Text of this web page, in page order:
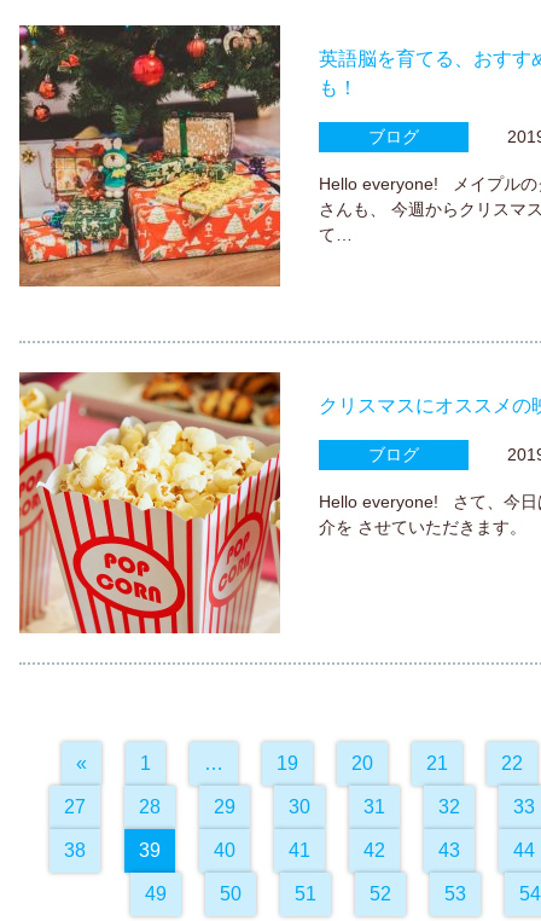
英語脳を育てる、おす
も！
ブログ
Hello everyone! メイプルの
さんも、 今週からクリスマ
て…
クリスマスにオススメの
ブログ
Hello everyone! さて、今日
介を させていただきます
« 1 … 19 20 21 22
27 28 29 30 31 32 33
38 39 40 41 42 43 44
49 50 51 52 53 54